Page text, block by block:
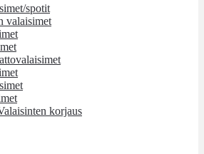
spotit
valaisimet
korjaus